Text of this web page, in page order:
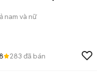
nam và nữ
283 đã bán